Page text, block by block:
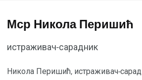
Мср Никола Перишић
истраживач-сарадник
Никола Перишић, истраживач-